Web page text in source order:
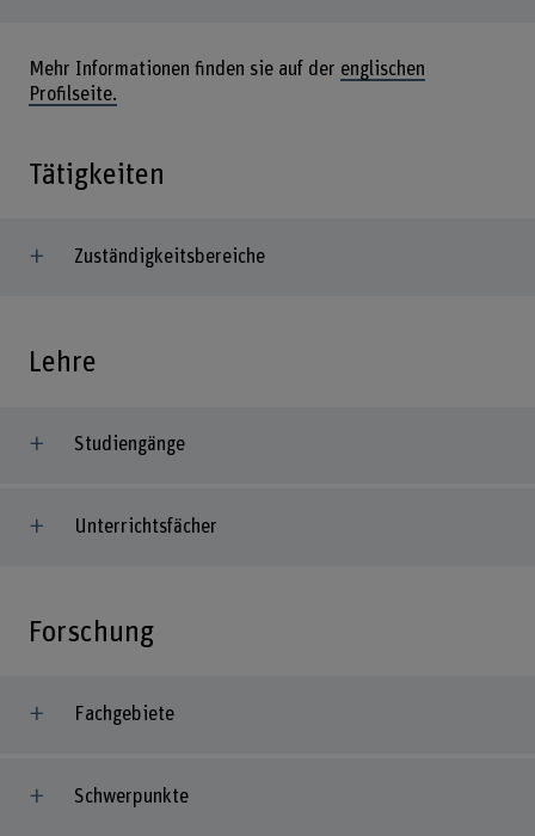
Mehr Informationen finden sie auf der englischen
Profilseite.
Tätigkeiten
Zuständigkeitsbereiche
Lehre
Studiengänge
Unterrichtsfächer
Forschung
Fachgebiete
Schwerpunkte